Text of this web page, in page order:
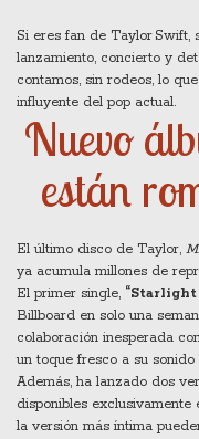
Si eres fan de Taylor Swift,
lanzamiento, concierto y
contamos, sin rodeos, lo
influyente del pop actual.
Nuevo
están
El último disco de Taylor,
ya acumula millones de
El primer single, “Starlight
Billboard en solo una
colaboración inesperada
un toque fresco a su sonido
Además, ha lanzado dos
disponibles exclusivamente
la versión más íntima